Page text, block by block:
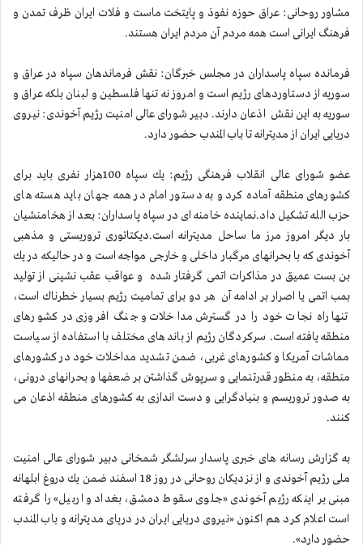
مشاور روحانی: عراق حوزه نفوذ و پایتخت ماست و فلات ایران ظرف تمدن و
فرهنگ ایرانی است همه مردم آن مردم ایران هستند.
فرمانده سپاه پاسداران در مجلس خبرگان: نقش فرماندهان سپاه در عراق و
سوریه از دستاوردهای رژیم است و امروز نه تنها فلسطین و لبنان بلكه عراق و
سوریه به این نقش اذعان دارند. دبیر شورای عالی امنیت رژیم آخوندی: نیروی
دریایی ایران از مدیترانه تا باب المندب حضور دارد.
عضو شورای عالی انقلاب فرهنگی رژیم: یك سپاه 100هزار نفری باید برای
كشورهای منطقه آماده كرد و به دستور امام در همه جهان باید هسته های
حزب الله تشكیل داد.نماینده خامنه ای در سپاه پاسداران: بعد از هخامنشیان
بار دیگر امروز مرز ما ساحل مدیترانه است.دیكتاتوری تروریستی و مذهبی
آخوندی كه با بحرانهای مرگبار داخلی و خارجی مواجه است و در حالیكه در یك
بن بست عمیق در مذاكرات اتمی گرفتار شده و عواقب عقب نشینی از تولید
بمب اتمی یا اصرار بر ادامه آن هر دو برای تمامیت رژیم بسیار خطرناك است،
تنها راه نجات خود را در گسترش مداخلات و جنگ افروزی در كشورهای
منطقه یافته است. سركردگان رژیم از باندهای مختلف با استفاده از سیاست
مماشات آمریكا و كشورهای غربی، ضمن تشدید مداخلات خود در كشورهای
منطقه، به منظور قدرتنمایی و سرپوش گذاشتن بر ضعفها و بحرانهای درونی،
به صدور تروریسم و بنیادگرایی و دست اندازی به كشورهای منطقه اذعان می
كنند.
به گزارش رسانه های خبری پاسدار سرلشگر شمخانی دبیر شورای عالی امنیت
ملی رژیم آخوندی و از نزدیكان روحانی در روز 18 اسفند ضمن یك دروغ ابلهانه
مبنی بر اینكه رژیم آخوندی «جلوی سقوط دمشق، بغداد و اربیل» را گرفته
است اعلام كرد هم اكنون «نیروی دریایی ایران در دریای مدیترانه و باب المندب
حضور دارد».